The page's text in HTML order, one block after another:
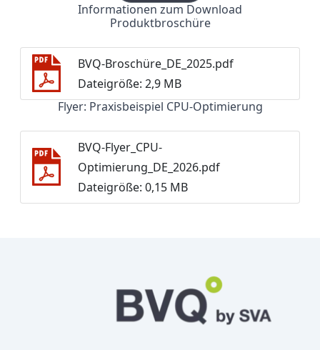
Informationen zum Download
Produktbroschüre
BVQ-Broschüre_DE_2025.pdf
Dateigröße: 2,9 MB
Flyer: Praxisbeispiel CPU-Optimierung
BVQ-Flyer_CPU-
Optimierung_DE_2026.pdf
Dateigröße: 0,15 MB